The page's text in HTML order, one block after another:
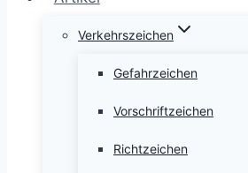
Verkehrszeichen
Gefahrzeichen
Vorschriftzeichen
Richtzeichen